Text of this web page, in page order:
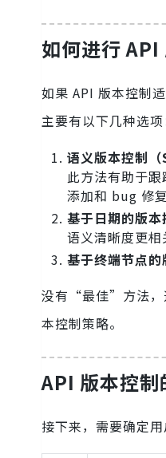
如何进行 API
如果 API 版本控制
主要有以下几种选项
语义版本控制（
此方法有助于
添加和 bug 修
基于日期的版本
语义清晰度更相
基于终端节点的
没有“最佳”方法，
本控制策略。
API 版本控制
接下来，需要确定